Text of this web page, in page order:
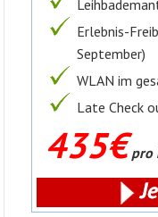
Erlebnis-
September)
WLAN im
Late Check
435€ pro